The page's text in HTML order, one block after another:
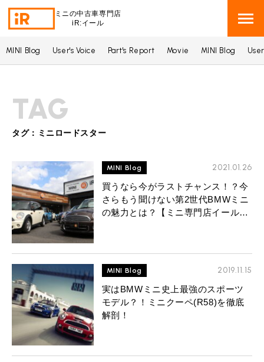
ミニの中古車専門店
iR:イール
BMW MINI BMWミニ 在庫検索
ROVER MINI
TRADE 買取
TOP
iRの買取が他社よりも高い理由
売却手順
必要書類
買取Q&A
iRで愛車を売却されたお客様の声
BMWミニ買取査定依頼
ローバーミニ買取査定依頼
MAINTENANCE メンテナンス
TOP
BMWミニ メンテナンス
ローバーミニ メンテナンス
最近の修理実績
BLOG & MEDIA ブログ＆メディア
TOP
MINI Blog スタッフブログ
User's Voice 購入者様の声
Part's Report パーツ販売のご案内
Movie 動画一覧
MINI KNOWLEDGE
TOP
BMWミニナレッジ
ローバーミニナレッジ
ABOUT iR iRについて
会社概要
スタッフ紹介
MAP
RECRUIT 採用情報
お知らせ
MINI Blog User's Voice Part's Report Movie MINI Blog
TAG
タグ：ミニロードスター
MINI Blog
2021.01.26
買うなら今がラストチャンス！？今
さらもう聞けない第2世代BMWミニ
の魅力とは？【ミニ専門店イール横
MINI Blog
2019.11.15
実はBMWミニ史上最強のスポーツ
モデル？！ミニクーペ(R58)を徹底
解剖！